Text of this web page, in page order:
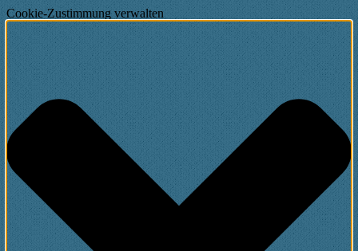
Cookie-Zustimmung verwalten